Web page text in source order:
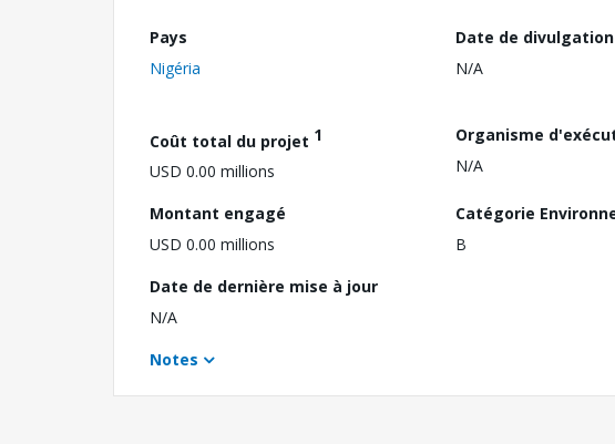
Pays
Nigéria
Date de divulgation
N/A
Coût total du projet 1
USD 0.00 millions
Organisme
N/A
Montant engagé
USD 0.00 millions
Catégorie
B
Date de dernière mise à jour
N/A
Notes